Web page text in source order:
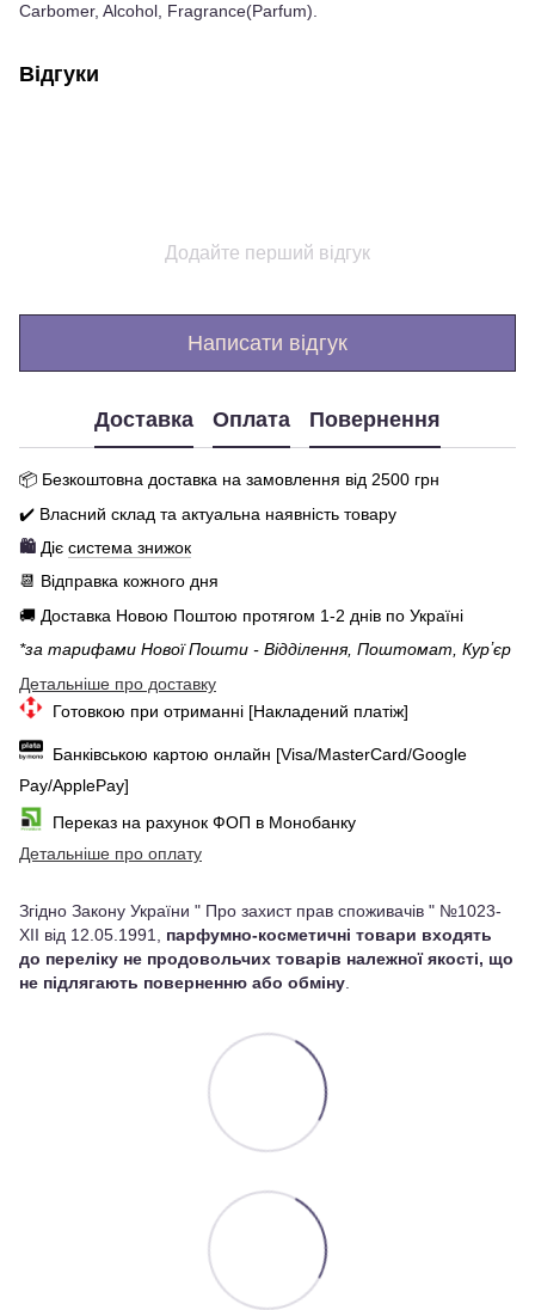
Carbomer, Alcohol, Fragrance(Parfum).
Відгуки
Додайте перший відгук
Написати відгук
Доставка Оплата Повернення
📦 Безкоштовна доставка на замовлення від 2500 грн
✔️ Власний склад та актуальна наявність товару
🛍️ Діє система знижок
📆 Відправка кожного дня
🚚 Доставка Новою Поштою протягом 1-2 днів по Україні
*за тарифами Нової Пошти - Відділення, Поштомат, Курʼєр
Детальніше про доставку
Готовкою при отриманні [Накладений платіж]
Банківською картою онлайн [Visa/MasterCard/Google
Pay/ApplePay]
Переказ на рахунок ФОП в Монобанку
Детальніше про оплату
Згідно Закону України " Про захист прав споживачів " №1023-
XII від 12.05.1991, парфумно-косметичні товари входять
до переліку не продовольчих товарів належної якості, що
не підлягають поверненню або обміну